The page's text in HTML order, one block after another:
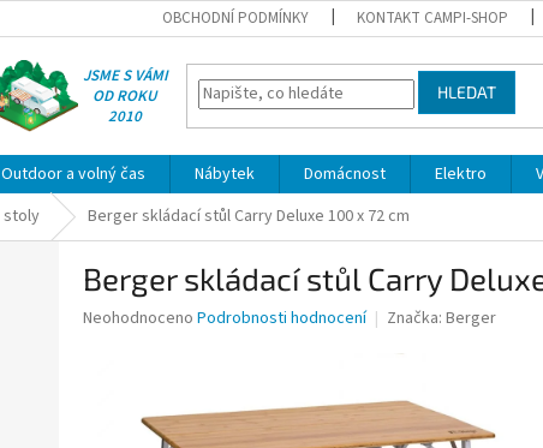
OBCHODNÍ PODMÍNKY KONTAKT CAMPI-SHOP
JSME S VÁMI
OD ROKU
2010
HLEDAT
Outdoor a volný čas Nábytek Domácnost Elektro
stoly Berger skládací stůl Carry Deluxe 100 x 72 cm
Berger skládací stůl Carry
Průměrné
Neohodnoceno Podrobnosti hodnocení Značka: Berger